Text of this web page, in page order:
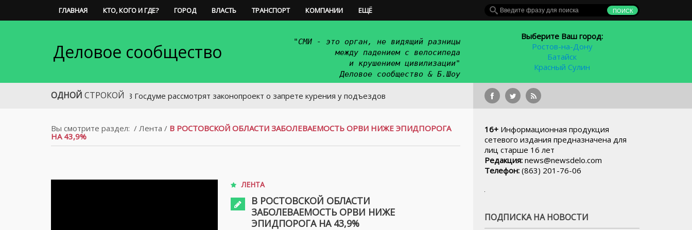
ГЛАВНАЯ КТО, КОГО И ГДЕ? ГОРОД ВЛАСТЬ ТРАНСПОРТ КОМПАНИИ ЕЩЁ
Деловое сообщество
"СМИ - это орган, не видящий разницы
между падением с велосипеда
и крушением цивилизации"
Деловое сообщество & Б.Шоу
Выберите Ваш город:
Ростов-на-Дону
Батайск
Красный Сулин
ОДНОЙ СТРОКОЙ
В Госдуме рассмотрят законопроект о запрете курения у подъездов
Вы смотрите раздел: / Лента / В РОСТОВСКОЙ ОБЛАСТИ ЗАБОЛЕВАЕМОСТЬ ОРВИ НИЖЕ ЭПИДПОРОГА
НА 43,9%
ЛЕНТА
В РОСТОВСКОЙ ОБЛАСТИ
ЗАБОЛЕВАЕМОСТЬ ОРВИ НИЖЕ
ЭПИДПОРОГА НА 43,9%
16+ Информационная продукция
сетевого издания предназначена для
лиц старше 16 лет
Редакция: news@newsdelo.com
Телефон: (863) 201-76-06
ПОДПИСКА НА НОВОСТИ